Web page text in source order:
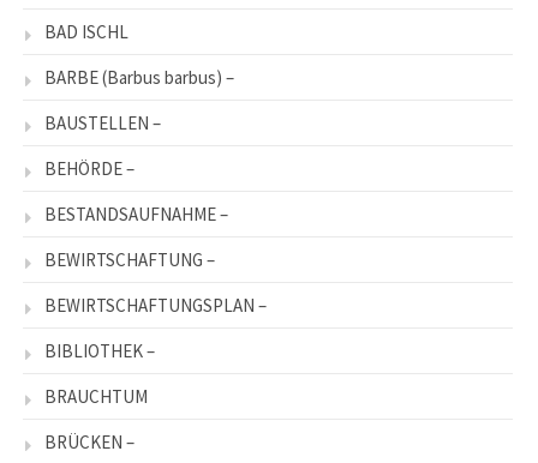
BAD ISCHL
BARBE (Barbus barbus) –
BAUSTELLEN –
BEHÖRDE –
BESTANDSAUFNAHME –
BEWIRTSCHAFTUNG –
BEWIRTSCHAFTUNGSPLAN –
BIBLIOTHEK –
BRAUCHTUM
BRÜCKEN –